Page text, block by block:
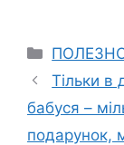
Тільки в
бабуся –
подарунок,